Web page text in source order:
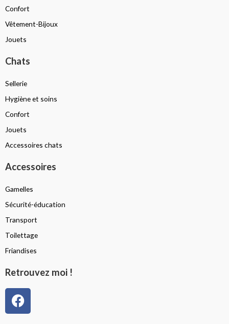
Confort
Vêtement-Bijoux
Jouets
Chats
Sellerie
Hygiène et soins
Confort
Jouets
Accessoires chats
Accessoires
Gamelles
Sécurité-éducation
Transport
Toilettage
Friandises
Retrouvez moi !
F
a